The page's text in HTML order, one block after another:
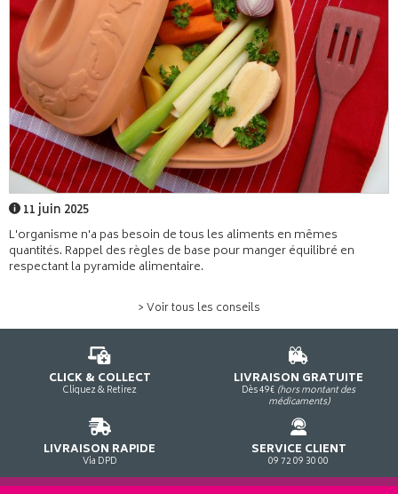
11 juin 2025
L'organisme n'a pas besoin de tous les aliments en mêmes
quantités. Rappel des règles de base pour manger équilibré en
respectant la pyramide alimentaire.
> Voir tous les conseils
CLICK & COLLECT
Cliquez & Retirez
LIVRAISON GRATUITE
Dès 49€ (hors montant des
médicaments)
LIVRAISON RAPIDE
Via DPD
SERVICE CLIENT
09 72 09 30 00